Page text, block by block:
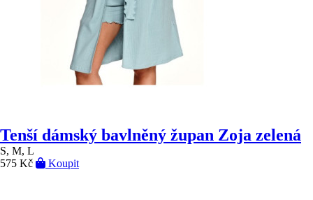
Tenší dámský bavlněný župan Zoja zelená
S, M, L
575 Kč
Koupit